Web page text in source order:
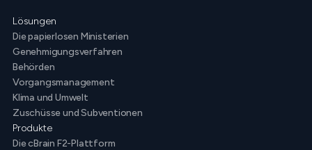
Lösungen
Die papierlosen Ministerien
Genehmigungsverfahren
Behörden
Vorgangsmanagement
Klima und Umwelt
Zuschüsse und Subventionen
Produkte
Die cBrain F2-Plattform